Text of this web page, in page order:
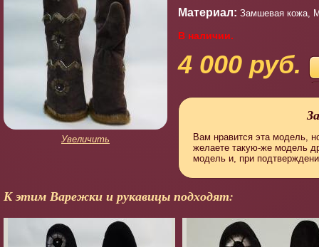
Увеличить
Материал: Замшевая кожа,
В наличии.
4 000 руб.
Вам нравится эта модель,
желаете такую-же модель
модель и, при
К этим Варежки и рукавицы подходят: